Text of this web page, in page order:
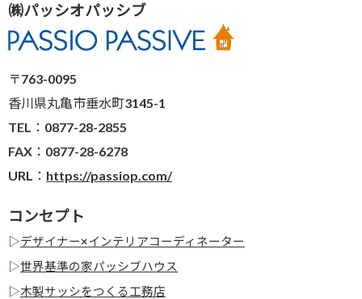
㈱パッシオパッシブ
〒763-0095
香川県丸亀市垂水町3145-1
TEL：0877-28-2855
FAX：0877-28-6278
URL： https://passiop.com/
コンセプト
▷デザイナー×インテリアコーディネーター
▷世界基準の家パッシブハウス
▷木製サッシをつくる工務店